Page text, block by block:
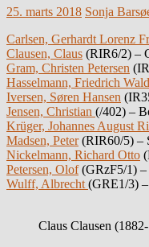
25. marts 2018 Sonja
Carlsen, Gerhardt Lorenz
Clausen, Claus (RIR6/2) –
Gram, Christen Petersen
Hasselmann, Friedrich
Iversen, Søren Hansen
Jensen, Christian (/402) –
Krüger, Johannes August
Madsen, Peter(RIR60/5) –
Nickelmann, Richard Otto
Petersen, Olof(GRzF5/1) –
Wulff, Albrecht (GRE1/3)
Claus Clausen